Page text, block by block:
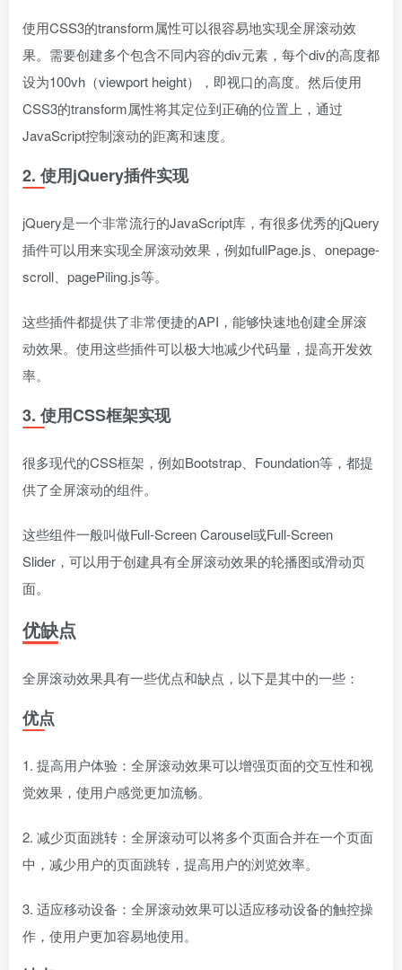
使用CSS3的transform属性可以很容易地实现全屏滚动效
果。需要创建多个包含不同内容的div元素，每个div的高度都
设为100vh（viewport height），即视口的高度。然后使用
CSS3的transform属性将其定位到正确的位置上，通过
JavaScript控制滚动的距离和速度。
2. 使用jQuery插件实现
jQuery是一个非常流行的JavaScript库，有很多优秀的jQuery
插件可以用来实现全屏滚动效果，例如fullPage.js、onepage-
scroll、pagePiling.js等。
这些插件都提供了非常便捷的API，能够快速地创建全屏滚
动效果。使用这些插件可以极大地减少代码量，提高开发效
率。
3. 使用CSS框架实现
很多现代的CSS框架，例如Bootstrap、Foundation等，都提
供了全屏滚动的组件。
这些组件一般叫做Full-Screen Carousel或Full-Screen
Slider，可以用于创建具有全屏滚动效果的轮播图或滑动页
面。
优缺点
全屏滚动效果具有一些优点和缺点，以下是其中的一些：
优点
1. 提高用户体验：全屏滚动效果可以增强页面的交互性和视
觉效果，使用户感觉更加流畅。
2. 减少页面跳转：全屏滚动可以将多个页面合并在一个页面
中，减少用户的页面跳转，提高用户的浏览效率。
3. 适应移动设备：全屏滚动效果可以适应移动设备的触控操
作，使用户更加容易地使用。